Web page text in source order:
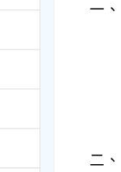
一、
二、